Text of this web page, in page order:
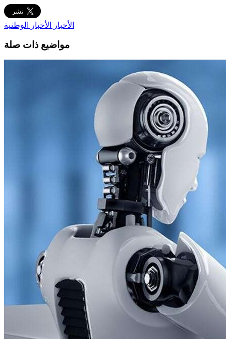
الأخبار الأخبار الوطنية
مواضيع ذات صلة